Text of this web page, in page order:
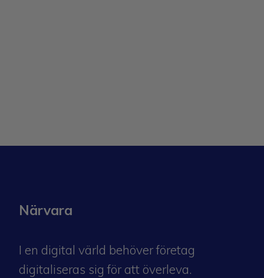
Närvara
I en digital värld behöver företag
digitaliseras sig för att överleva.